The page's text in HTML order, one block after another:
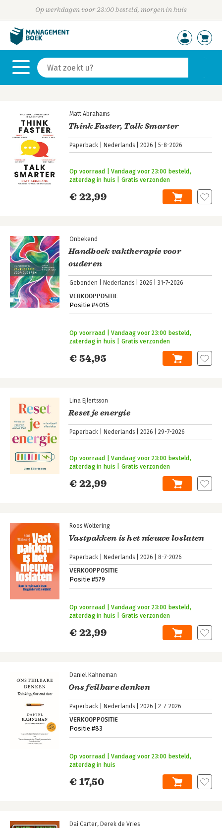
Op werkdagen voor 23:00 besteld, morgen in huis
Matt Abrahams
Think Faster, Talk Smarter
Paperback Nederlands 2026 5-8-2026
€ 22,99
Op voorraad | Vandaag voor 23:00 besteld,
zaterdag in huis | Gratis verzonden
Onbekend
Handboek vaktherapie voor
ouderen
Gebonden Nederlands 2026 31-7-2026
VERKOOPPOSITIE
Positie #4015
€ 54,95
Op voorraad | Vandaag voor 23:00 besteld,
zaterdag in huis | Gratis verzonden
Lina Ejlertsson
Reset je energie
Paperback Nederlands 2026 29-7-2026
€ 22,99
Op voorraad | Vandaag voor 23:00 besteld,
zaterdag in huis | Gratis verzonden
Roos Woltering
Vastpakken is het nieuwe loslaten
Paperback Nederlands 2026 8-7-2026
VERKOOPPOSITIE
Positie #579
€ 22,99
Op voorraad | Vandaag voor 23:00 besteld,
zaterdag in huis | Gratis verzonden
Daniel Kahneman
Ons feilbare denken
Paperback Nederlands 2026 2-7-2026
VERKOOPPOSITIE
Positie #83
€ 17,50
Op voorraad | Vandaag voor 23:00 besteld,
zaterdag in huis
Dai Carter Derek de Vries